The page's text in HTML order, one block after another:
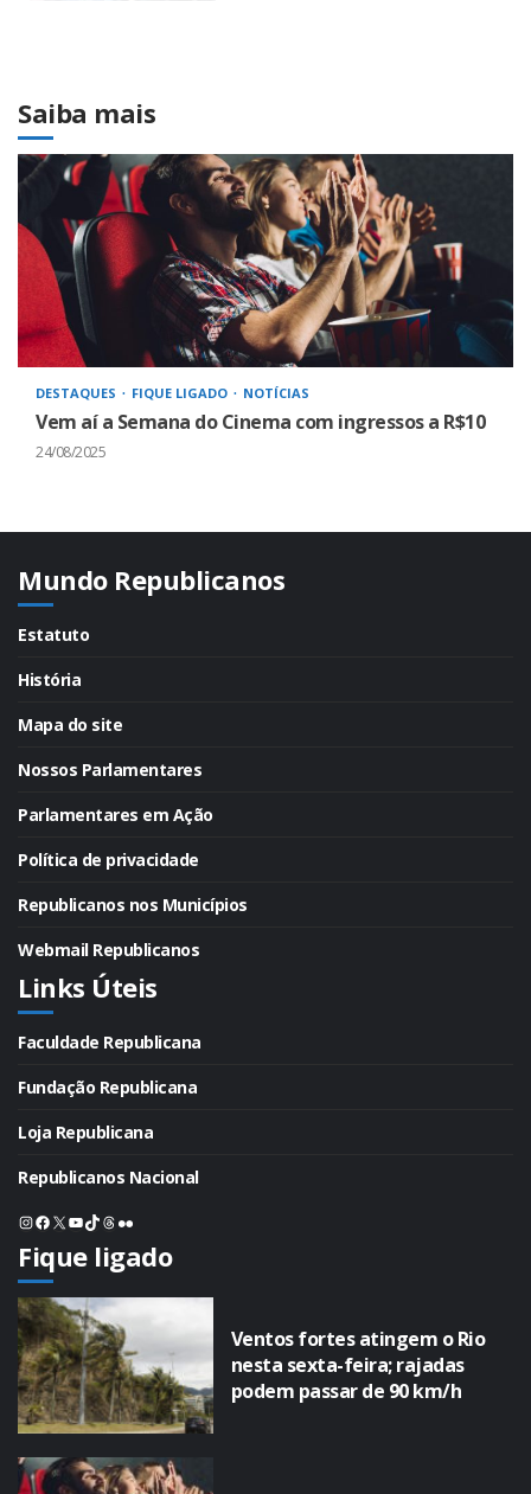
Saiba mais
DESTAQUES FIQUE LIGADO NOTÍCIAS
Vem aí a Semana do Cinema com ingressos a R$10
24/08/2025
Mundo Republicanos
Estatuto
História
Mapa do site
Nossos Parlamentares
Parlamentares em Ação
Política de privacidade
Republicanos nos Municípios
Webmail Republicanos
Links Úteis
Faculdade Republicana
Fundação Republicana
Loja Republicana
Republicanos Nacional
Instagram
Facebook
X Youtube
TikTok
Threads
Flickr
Fique ligado
Ventos fortes atingem o Rio
nesta sexta-feira; rajadas
podem passar de 90 km/h